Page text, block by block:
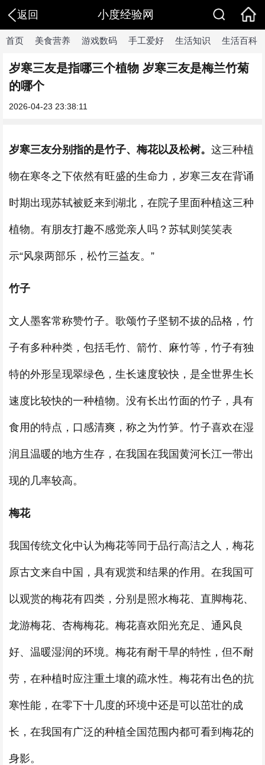
返回 小度经验网
首页 美食营养 游戏数码 手工爱好 生活知识 生活百科
​岁寒三友是指哪三个植物 岁寒三友是梅兰竹菊
的哪个
2026-04-23 23:38:11
岁寒三友分别指的是竹子、梅花以及松树。 这三种植
物在寒冬之下依然有旺盛的生命力，岁寒三友在背诵
时期出现苏轼被贬来到湖北，在院子里面种植这三种
植物。有朋友打趣不感觉亲人吗？苏轼则笑笑表
示“风泉两部乐，松竹三益友。”
竹子
文人墨客常称赞竹子。歌颂竹子坚韧不拔的品格，竹
子有多种种类，包括毛竹、箭竹、麻竹等，竹子有独
特的外形呈现翠绿色，生长速度较快，是全世界生长
速度比较快的一种植物。没有长出竹面的竹子，具有
食用的特点，口感清爽，称之为竹笋。竹子喜欢在湿
润且温暖的地方生存，在我国在我国黄河长江一带出
现的几率较高。
梅花
我国传统文化中认为梅花等同于品行高洁之人，梅花
原古文来自中国，具有观赏和结果的作用。在我国可
以观赏的梅花有四类，分别是照水梅花、直脚梅花、
龙游梅花、杏梅梅花。梅花喜欢阳光充足、通风良
好、温暖湿润的环境。梅花有耐干旱的特性，但不耐
劳，在种植时应注重土壤的疏水性。梅花有出色的抗
寒性能，在零下十几度的环境中还是可以茁壮的成
长，在我国有广泛的种植全国范围内都可看到梅花的
身影。